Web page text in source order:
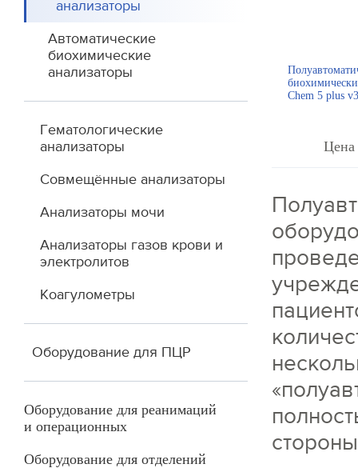
анализаторы
Автоматические
биохимические
анализаторы
Гематологические
анализаторы
Совмещённые анализаторы
Анализаторы мочи
Анализаторы газов крови и
электролитов
Коагулометры
Оборудование для ПЦР
Оборудование для реанимаций
и операционных
Оборудование для отделений
Chem 5 plus
Цена